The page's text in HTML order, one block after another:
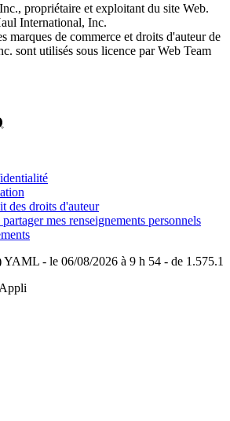
propriétaire et exploitant du site Web.
International, Inc.
marques de commerce et droits d'auteur de
sont utilisés sous licence par Web Team
des droits d'auteur
mes renseignements personnels
- le 06/08/2026 à 9 h 54 - de 1.575.1
Appli